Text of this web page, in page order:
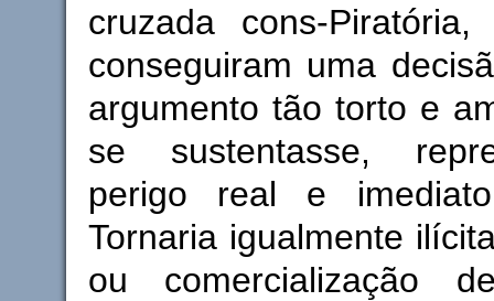
cruzada cons-
conseguiram uma
argumento tão torto e
se sustentasse,
perigo real e
Tornaria igualmente
ou comercialização